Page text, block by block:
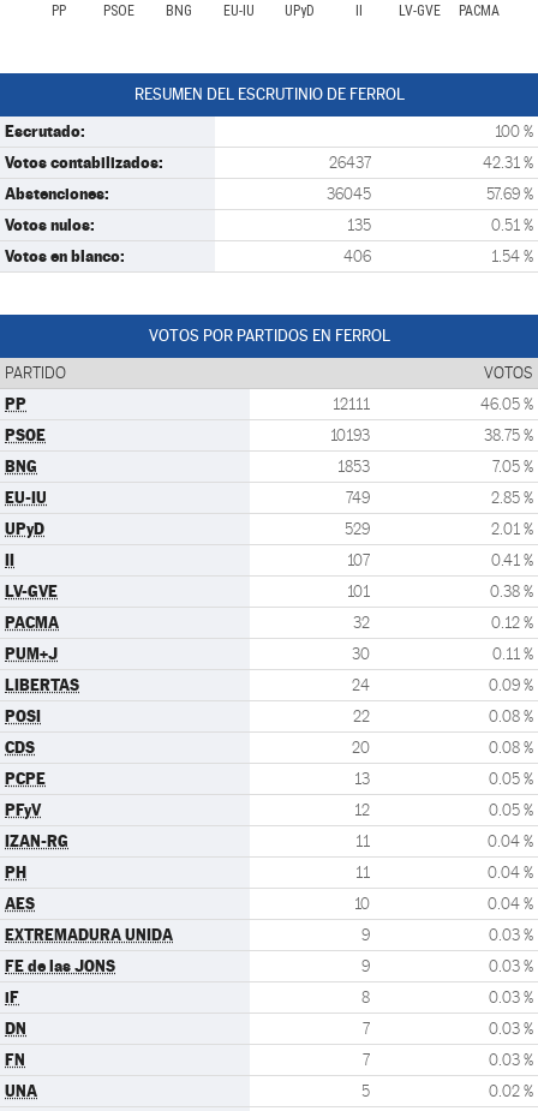
PP PSOE BNG EU-IU UPyD LV-GVE PACMA
RESUMEN DEL ESCRUTINIO DE FERROL
Escrutado: 100 %
Votos contabilizados: 26437 42.31 %
Abstenciones: 36045 57.69 %
Votos nulos: 135 0.51 %
Votos en blanco: 406 1.54 %
VOTOS POR PARTIDOS EN FERROL
PARTIDO VOTOS
PP 12111 46.05 %
PSOE 10193 38.75 %
BNG 1853 7.05 %
EU-IU 749 2.85 %
UPyD 529 2.01 %
II 107 0.41 %
LV-GVE 101 0.38 %
PACMA 32 0.12 %
PUM+J 30 0.11 %
LIBERTAS 24 0.09 %
POSI 22 0.08 %
CDS 20 0.08 %
PCPE 13 0.05 %
PFyV 12 0.05 %
IZAN-RG 11 0.04 %
PH 11 0.04 %
AES 10 0.04 %
EXTREMADURA UNIDA 9 0.03 %
FE de las JONS 9 0.03 %
iF 8 0.03 %
DN 7 0.03 %
FN 7 0.03 %
UNA 5 0.02 %